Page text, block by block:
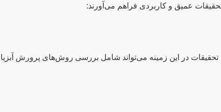
عمیق و کاربردی فراهم می‌آورند:
تحقیقات در این زمینه می‌تواند شامل بررسی روش‌های پرورش